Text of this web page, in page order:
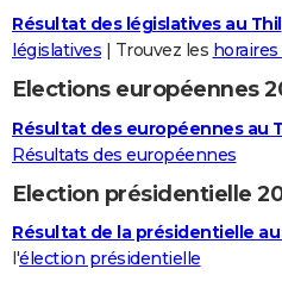
FORUM
Bricolage
Lifestyle
Culture
Sport
Auto
Television
Voyage
Cinema
Résultat des législatives au Thil
législatives | Trouvez les
Elections européennes
Résultat des européennes au
Résultats des européennes
Election présidentielle
Résultat de la présidentielle
l'élection présidentielle